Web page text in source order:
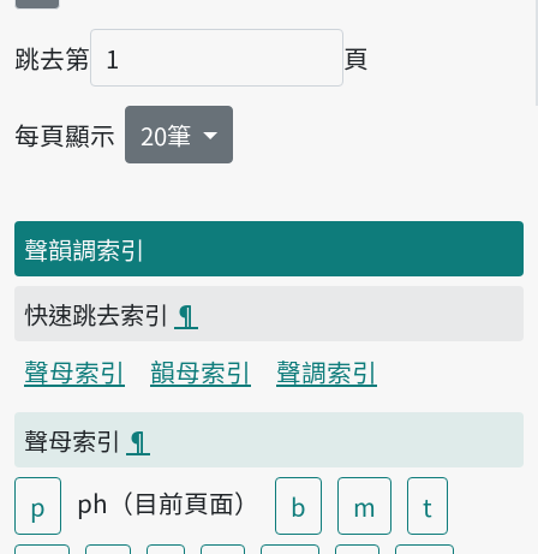
跳去第
頁碼
頁
每頁顯示 20筆
聲韻調索引
快速跳去索引 ¶
聲母索引
韻母索引
聲調索引
聲母索引 ¶
p
ph（目前頁面） b m
t